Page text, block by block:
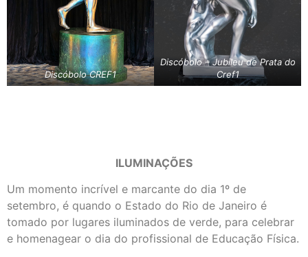
Discóbolo CREF1
Discóbolo – Jubileu de Prata do
Cref1
ILUMINAÇÕES
Um momento incrível e marcante do dia 1º de
setembro, é quando o Estado do Rio de Janeiro é
tomado por lugares iluminados de verde, para celebrar
e homenagear o dia do profissional de Educação Física.​